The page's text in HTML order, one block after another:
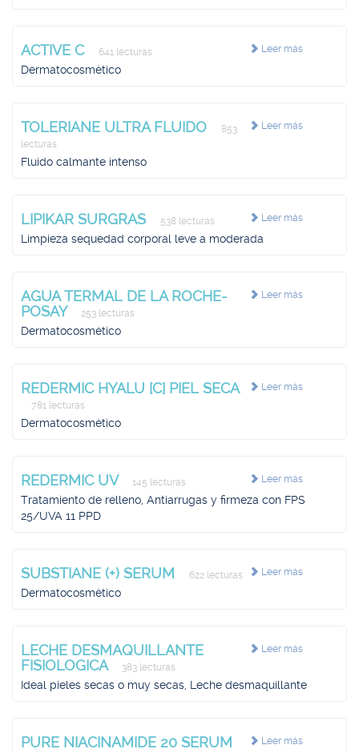
Leer más
ACTIVE C 641 lecturas
Dermatocosmético
Leer más
TOLERIANE ULTRA FLUIDO
853
lecturas
Fluido calmante intenso
Leer más
LIPIKAR SURGRAS 538 lecturas
Limpieza sequedad corporal leve a moderada
Leer más
AGUA TERMAL DE LA ROCHE-
POSAY
253 lecturas
Dermatocosmético
Leer más
REDERMIC HYALU [C] PIEL SECA
781 lecturas
Dermatocosmético
Leer más
REDERMIC UV 145 lecturas
Tratamiento de relleno, Antiarrugas y firmeza con FPS
25/UVA 11 PPD
Leer más
SUBSTIANE (+) SERUM 622 lecturas
Dermatocosmético
Leer más
LECHE DESMAQUILLANTE
FISIOLOGICA
383 lecturas
Ideal pieles secas o muy secas, Leche desmaquillante
Leer más
PURE NIACINAMIDE 20 SERUM